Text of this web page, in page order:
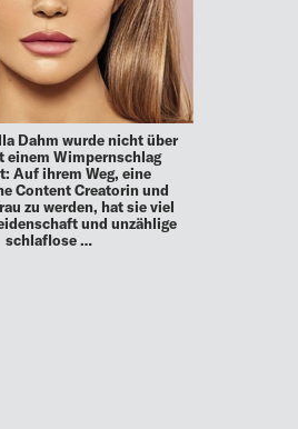
Dahm wurde nicht über
einem Wimpernschlag
Auf ihrem Weg, eine
Content Creatorin und
zu werden, hat sie viel
und unzählige
schlaflose …